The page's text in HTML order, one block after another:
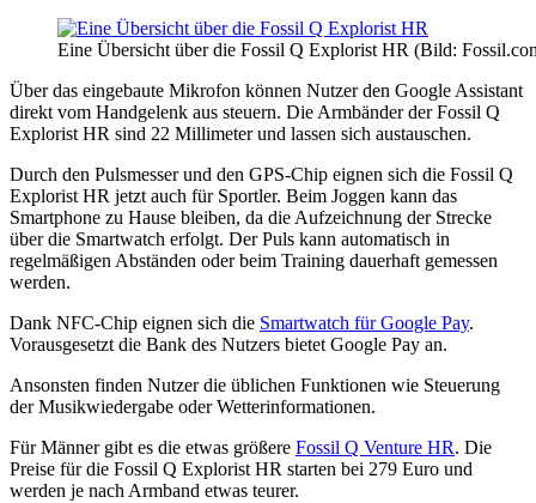
Eine Übersicht über die Fossil Q Explorist HR (Bild:
Über das eingebaute Mikrofon können Nutzer den Google Assistant
direkt vom Handgelenk aus steuern. Die Armbänder der Fossil Q
Explorist HR sind 22 Millimeter und lassen sich austauschen.
Durch den Pulsmesser und den GPS-Chip eignen sich die Fossil Q
Explorist HR jetzt auch für Sportler. Beim Joggen kann das
Smartphone zu Hause bleiben, da die Aufzeichnung der Strecke
über die Smartwatch erfolgt. Der Puls kann automatisch in
regelmäßigen Abständen oder beim Training dauerhaft gemessen
werden.
Dank NFC-Chip eignen sich die Smartwatch für Google Pay.
Vorausgesetzt die Bank des Nutzers bietet Google Pay an.
Ansonsten finden Nutzer die üblichen Funktionen wie Steuerung
der Musikwiedergabe oder Wetterinformationen.
Für Männer gibt es die etwas größere Fossil Q Venture HR. Die
Preise für die Fossil Q Explorist HR starten bei 279 Euro und
werden je nach Armband etwas teurer.